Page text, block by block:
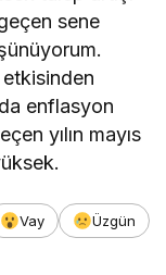
sene
enflasyon
yılın mayıs
Vay
Üzgün